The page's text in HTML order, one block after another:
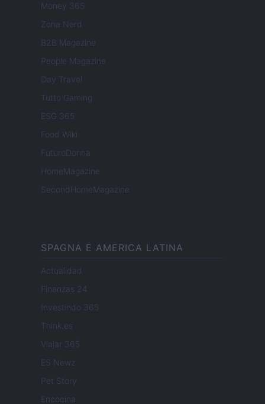
Money 365
Zona Nerd
B2B Magazine
People Magazine
Day Travel
Tutto Gaming
ESG 365
Food Wiki
FuturoDonna
HomeMagazine
SecondHomeMagazine
SPAGNA E AMERICA LATINA
Actualidad
Finanzas 24
Investindo 365
Think.es
Viajar 365
ES Newz
Pet Story
Encocina